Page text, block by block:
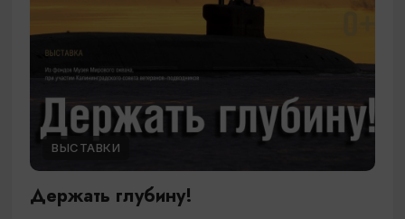
ВЫСТАВКИ
Держать глубину!